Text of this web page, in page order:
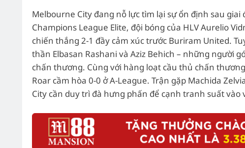
Melbourne City đang nỗ lực tìm lại sự ổn định sau
Champions League Elite, đội bóng của HLV Aurelio
chiến thắng 2-1 đầy cảm xúc trước Buriram United.
thần Elbasan Rashani và Aziz Behich – những người
chấn thương. Cùng với hàng loạt cầu thủ chấn
Roar cầm hòa 0-0 ở A-League. Trận gặp Machida
City cần duy trì đà hưng phấn để cạnh tranh suất vào